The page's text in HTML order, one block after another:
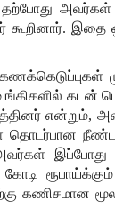
தற்போது அவர்கள்
கூறினார். இதை
கணக்கெடுப்புகள்
கடன்
என்றும்,
தொடர்பான
இப்போது
கோடி ரூபாய்க்கும்
கணிசமான